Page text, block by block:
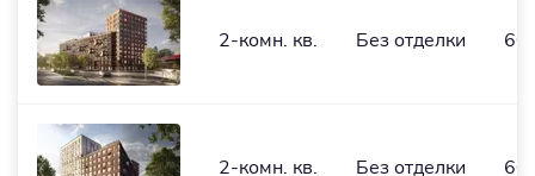
2-комн. кв. Без отделки
2-комн. кв. Без отделки